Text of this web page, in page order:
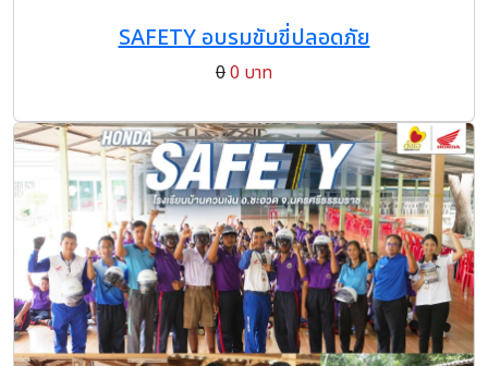
SAFETY อบรมขับขี่ปลอดภัย
00 บาท